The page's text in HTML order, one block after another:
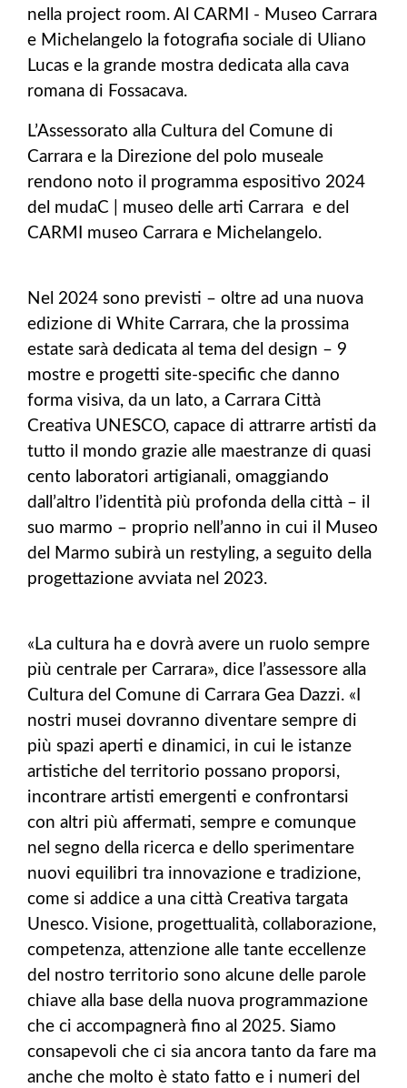
nella project room. Al CARMI - Museo Carrara
e Michelangelo la fotografia sociale di Uliano
Lucas e la grande mostra dedicata alla cava
romana di Fossacava.
L’Assessorato alla Cultura del Comune di
Carrara e la Direzione del polo museale
rendono noto il programma espositivo 2024
del mudaC | museo delle arti Carrara e del
CARMI museo Carrara e Michelangelo.
Nel 2024 sono previsti – oltre ad una nuova
edizione di White Carrara, che la prossima
estate sarà dedicata al tema del design – 9
mostre e progetti site-specific che danno
forma visiva, da un lato, a Carrara Città
Creativa UNESCO, capace di attrarre artisti da
tutto il mondo grazie alle maestranze di quasi
cento laboratori artigianali, omaggiando
dall’altro l’identità più profonda della città – il
suo marmo – proprio nell’anno in cui il Museo
del Marmo subirà un restyling, a seguito della
progettazione avviata nel 2023.
«La cultura ha e dovrà avere un ruolo sempre
più centrale per Carrara», dice l’assessore alla
Cultura del Comune di Carrara Gea Dazzi. «I
nostri musei dovranno diventare sempre di
più spazi aperti e dinamici, in cui le istanze
artistiche del territorio possano proporsi,
incontrare artisti emergenti e confrontarsi
con altri più affermati, sempre e comunque
nel segno della ricerca e dello sperimentare
nuovi equilibri tra innovazione e tradizione,
come si addice a una città Creativa targata
Unesco. Visione, progettualità, collaborazione,
competenza, attenzione alle tante eccellenze
del nostro territorio sono alcune delle parole
chiave alla base della nuova programmazione
che ci accompagnerà fino al 2025. Siamo
consapevoli che ci sia ancora tanto da fare ma
anche che molto è stato fatto e i numeri del